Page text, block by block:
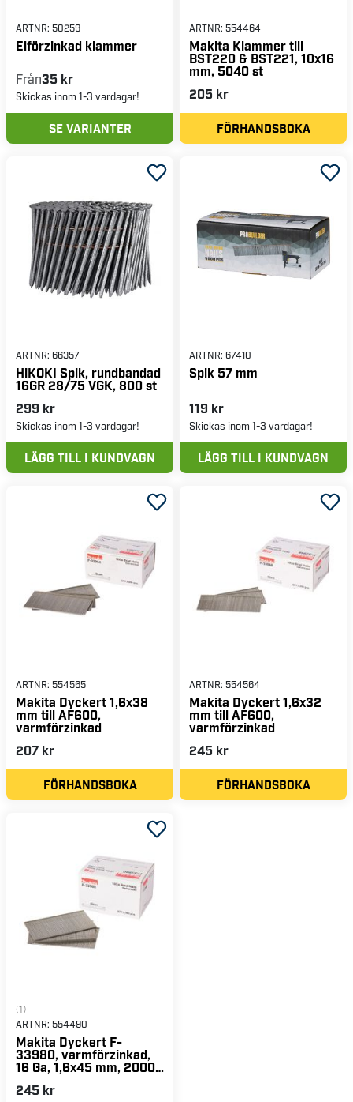
ARTNR: 50259
Elförzinkad klammer
Från35 kr
Skickas inom 1-3 vardagar!
SE VARIANTER
ARTNR: 554464
Makita Klammer till
BST220 & BST221, 10x16
mm, 5040 st
205 kr
FÖRHANDSBOKA
ARTNR: 66357
HiKOKI Spik, rundbandad
16GR 28/75 VGK, 800 st
299 kr
Skickas inom 1-3 vardagar!
LÄGG TILL I KUNDVAGN
ARTNR: 67410
Spik 57 mm
119 kr
Skickas inom 1-3 vardagar!
LÄGG TILL I KUNDVAGN
ARTNR: 554565
Makita Dyckert 1,6x38
mm till AF600,
varmförzinkad
207 kr
FÖRHANDSBOKA
ARTNR: 554564
Makita Dyckert 1,6x32
mm till AF600,
varmförzinkad
245 kr
FÖRHANDSBOKA
(1)
ARTNR: 554490
Makita Dyckert F-
33980, varmförzinkad,
16 Ga, 1,6x45 mm, 2000
245 kr